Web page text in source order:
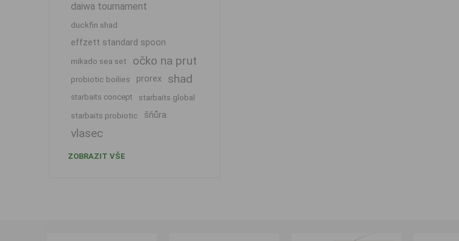
daiwa tournament
duckfin shad
effzett standard spoon
mikado sea set očko na prut
probiotic boilies prorex shad
starbaits concept
starbaits global
starbaits probiotic
šňůra
vlasec
ZOBRAZIT VŠE